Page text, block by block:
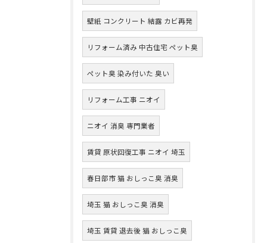
壁紙 コンクリート 結露 カビ再発
リフォーム済み 中古住宅 ペット臭
ペット臭 染み付いた 臭い
リフォーム工事 ニオイ
ニオイ 消臭 専門業者
賃貸 原状回復工事 ニオイ 埼玉
春日部市 猫 おしっこ臭 消臭
埼玉 猫 おしっこ臭 消臭
埼玉 賃貸 退去後 猫 おしっこ臭